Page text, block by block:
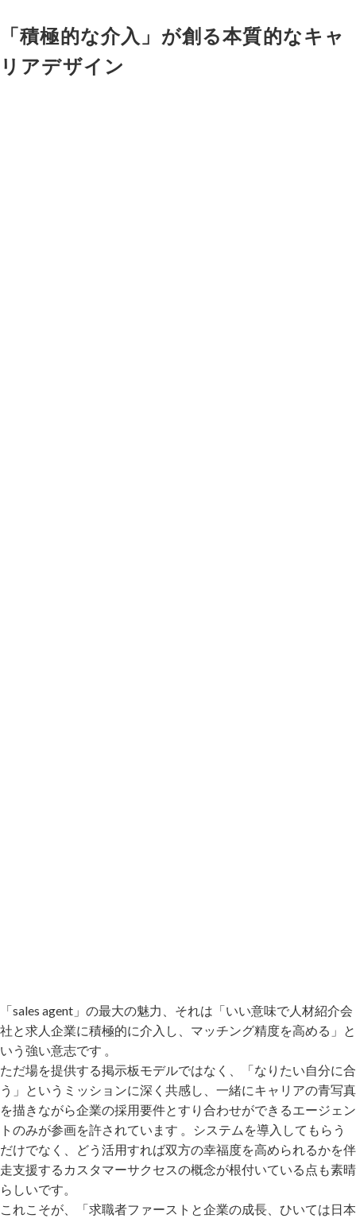
「積極的な介入」が創る本質的なキャ
リアデザイン
「sales agent」の最大の魅力、それは「いい意味で人材紹介会
社と求人企業に積極的に介入し、マッチング精度を高める」と
いう強い意志です 。
ただ場を提供する掲示板モデルではなく、「なりたい自分に合
う」というミッションに深く共感し、一緒にキャリアの青写真
を描きながら企業の採用要件とすり合わせができるエージェン
トのみが参画を許されています 。システムを導入してもらう
だけでなく、どう活用すれば双方の幸福度を高められるかを伴
走支援するカスタマーサクセスの概念が根付いている点も素晴
らしいです。
これこそが、「求職者ファーストと企業の成長、ひいては日本